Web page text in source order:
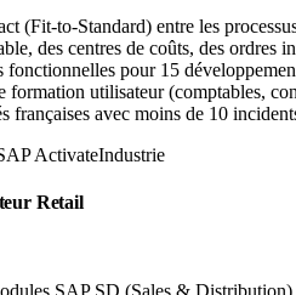
(Fit-to-Standard) entre les
des centres de coûts, des
fonctionnelles pour 15
formation utilisateur (comptables,
françaises avec moins de 10
ActivateIndustrie
Retail
SAP SD (Sales &